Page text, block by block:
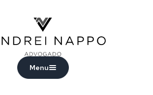
Menu